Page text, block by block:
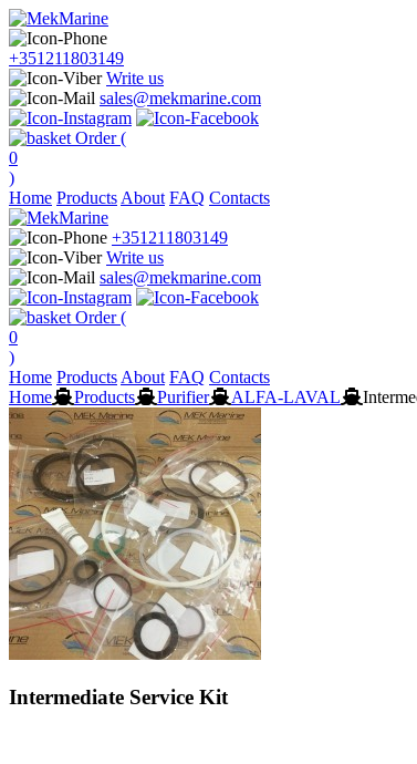
+351211803149
Write us
sales@mekmarine.com
Order (
0
)
Home Products About FAQ Contacts
+351211803149
Write us
sales@mekmarine.com
Order (
0
)
Home Products About FAQ Contacts
Home
Products Purifier ALFA-LAVAL
Intermediate Service Kit